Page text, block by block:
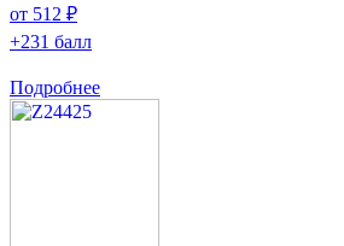
от 512 ₽
+231 балл
Подробнее